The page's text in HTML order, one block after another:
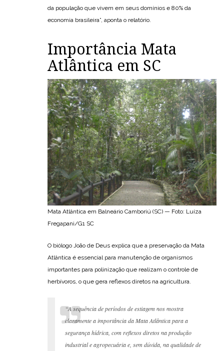
da população que vivem em seus domínios e 80% da
economia brasileira”, aponta o relatório.
Importância Mata
Atlântica em SC
Mata Atlântica em Balneário Camboriú (SC) — Foto: Luíza
Fregapani/G1 SC
O biólogo João de Deus explica que a preservação da Mata
Atlântica é essencial para manutenção de organismos
importantes para polinização que realizam o controle de
herbívoros, o que gera reflexos diretos na agricultura.
“A sequência de períodos de estiagem nos mostra
claramente a importância da Mata Atlântica para a
segurança hídrica, com reflexos diretos na produção
industrial e agropecuária e, sem dúvida, na qualidade de